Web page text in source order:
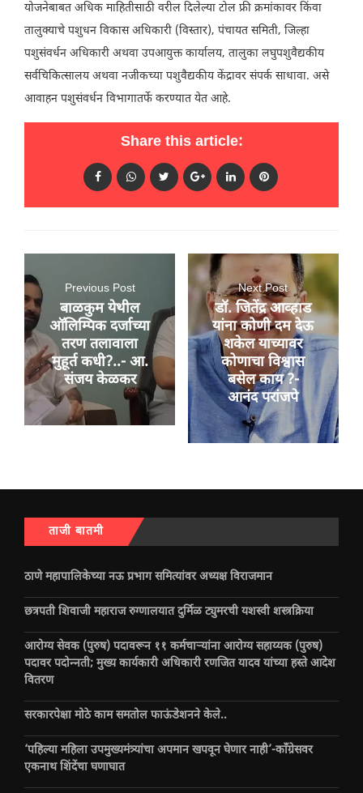
योजनेबाबत अधिक माहितीसाठी वरील दिलेल्या टोल फ्री क्रमांकावर किंवा
तालुक्याचे पशुधन विकास अधिकारी (विस्तार), पंचायत समिती, जिल्हा
पशुसंवर्धन अधिकारी अथवा उपआयुक्त कार्यालय, तालुका लघुपशुवैद्यकीय
सर्वचिकित्सालय अथवा नजीकच्या पशुवैद्यकीय केंद्रावर संपर्क साधावा. असे
आवाहन पशुसंवर्धन विभागातर्फे करण्यात येत आहे.
Share this article:
Previous Post
बाळकुम येथील
ऑलिम्पिक दर्जाच्या
तरण तलावाला
मुहूर्त कधी?..- आ.
संजय केळकर
Next Post
डॉ. जितेंद्र आव्हाड
यांना कोणी दम देऊ
शकेल याच्यावर
कोणाचा विश्वास
बसेल काय ?-
आनंद परांजपे
ताजी बातमी
ठाणे महापालिकेच्या नऊ प्रभाग समित्यांवर अध्यक्ष विराजमान
छत्रपती शिवाजी महाराज रुग्णालयात दुर्मिळ ट्युमरची यशस्वी शस्त्रक्रिया
आरोग्य सेवक (पुरुष) पदावरून ११ कर्मचाऱ्यांना आरोग्य सहाय्यक (पुरुष)
पदावर पदोन्नती; मुख्य कार्यकारी अधिकारी रणजित यादव यांच्या हस्ते आदेश
वितरण
सरकारपेक्षा मोठे काम समतोल फाऊंडेशनने केले..
‘पहिल्या महिला उपमुख्यमंत्र्यांचा अपमान खपवून घेणार नाही’-काँग्रेसवर
एकनाथ शिंदेंचा घणाघात